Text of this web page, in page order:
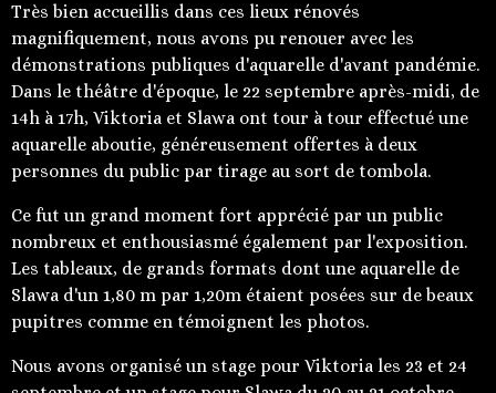
Très bien accueillis dans ces lieux rénovés
magnifiquement, nous avons pu renouer avec les
démonstrations publiques d'aquarelle d'avant pandémie.
Dans le théâtre d'époque, le 22 septembre après-midi, de
14h à 17h, Viktoria et Slawa ont tour à tour effectué une
aquarelle aboutie, généreusement offertes à deux
personnes du public par tirage au sort de tombola.
Ce fut un grand moment fort apprécié par un public
nombreux et enthousiasmé également par l'exposition.
Les tableaux, de grands formats dont une aquarelle de
Slawa d'un 1,80 m par 1,20m étaient posées sur de beaux
pupitres comme en témoignent les photos.
Nous avons organisé un stage pour Viktoria les 23 et 24